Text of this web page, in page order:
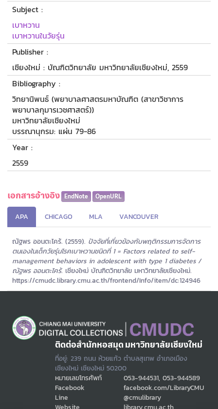
Subject :
เบาหวาน
เบาหวานในวัยรุ่น
Publisher :
เชียงใหม่ : บัณฑิตวิทยาลัย มหาวิทยาลัยเชียงใหม่, 2559
Bibliography :
วิทยานิพนธ์ (พยาบาลศาสตรมหาบัณฑิต (สาขาวิชาการ
พยาบาลกุมารเวชศาสตร์))
มหาวิทยาลัยเชียงใหม่
บรรณานุกรม: แผ่น 79-86
Year :
2559
เอกสารอ้างอิง EndNote OpenURL
APA CHICAGO MLA VANCOUVER
ณัฐพร ออนตะไคร้. (2559). ปัจจัยที่เกี่ยวข้องกับพฤติกรรมการจัดการ
ตนเองในเด็กวัยรุ่นโรคเบาหวานชนิดที่ 1 = Factors related to self-
management behaviors in adolescent with type 1 diabetes /
ณัฐพร ออนตะไคร้. เชียงใหม่ บัณฑิตวิทยาลัย มหาวิทยาลัยเชียงใหม่.
https://cmudc.library.cmu.ac.th/frontend/Info/item/dc:124946
ติดต่อสำนักหอสมุด มหาวิทยาลัยเชียงใหม่
ที่อยู่: 239 ถนน ห้วยแก้ว ตำบลสุเทพ อำเภอเมือง
เชียงใหม่ เชียงใหม่ 50200
หมายเลขโทรศัพท์ 053-944531, 053-944589
Facebook
facebook.com/LibraryCMU
Line
@cmulibrary